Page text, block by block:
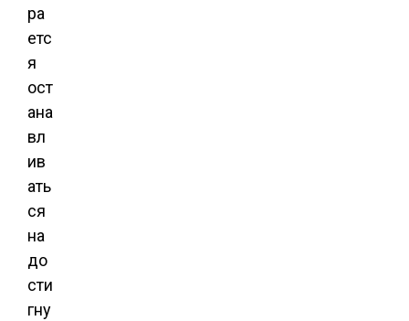
ра
етс
я
ост
ана
вл
ив
ать
ся
на
до
сти
гну